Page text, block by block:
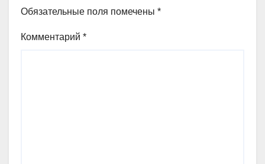
Обязательные поля помечены *
Комментарий *